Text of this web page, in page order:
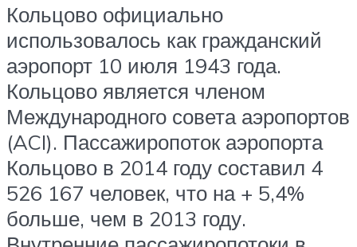
Кольцово официально
использовалось как гражданский
аэропорт 10 июля 1943 года.
Кольцово является членом
Международного совета аэропортов
(ACI). Пассажиропоток аэропорта
Кольцово в 2014 году составил 4
526 167 человек, что на + 5,4%
больше, чем в 2013 году.